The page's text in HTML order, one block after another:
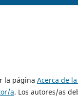
la página Acerca de
a. Los autores/as